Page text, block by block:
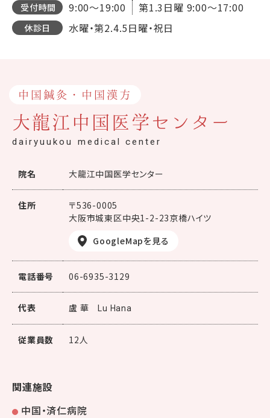
受付時間 9:00～19:00 第1.3日曜 9:00～17:00
休診日 水曜・第2.4.5日曜・祝日
中国鍼灸・中国漢方
大龍江中国医学センター
dairyuukou medical center
院名 大龍江中国医学センター
住所
〒536-0005
大阪市城東区中央1-2-23京橋ハイツ
GoogleMapを見る
電話番号 06-6935-3129
代表 盧 華 Lu Hana
従業員数 12人
関連施設
中国・済仁病院